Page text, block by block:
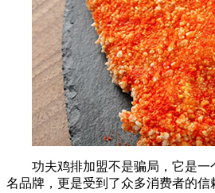
功夫鸡排加盟不是骗局，它是
名品牌，更是受到了众多消费者的